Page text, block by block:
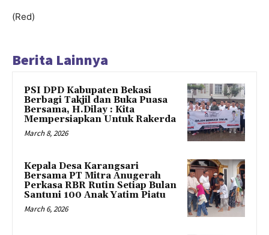
(Red)
Berita Lainnya
PSI DPD Kabupaten Bekasi
Berbagi Takjil dan Buka Puasa
Bersama, H.Dilay : Kita
Mempersiapkan Untuk Rakerda
March 8, 2026
Kepala Desa Karangsari
Bersama PT Mitra Anugerah
Perkasa RBR Rutin Setiap Bulan
Santuni 100 Anak Yatim Piatu
March 6, 2026